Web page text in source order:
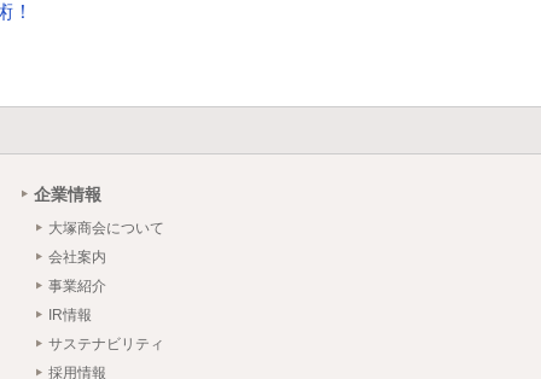
！
企業情報
大塚商会について
会社案内
事業紹介
IR情報
サステナビリティ
採用情報